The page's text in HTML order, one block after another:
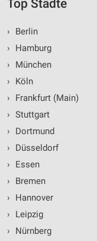
Top Städte
›
Berlin
›
Hamburg
›
München
›
Köln
›
Frankfurt (Main)
› Stuttgart
›
Dortmund
›
Düsseldorf
›
Essen
›
Bremen
›
Hannover
›
Leipzig
›
Nürnberg